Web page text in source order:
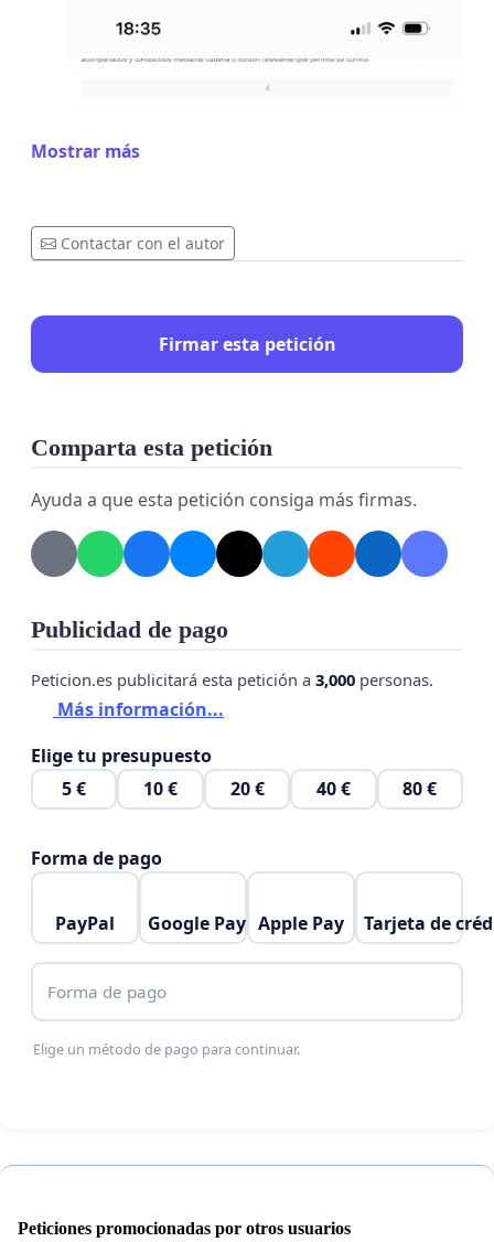
Mostrar más
Contactar con el autor
Firmar esta petición
Comparta esta petición
Ayuda a que esta petición consiga más firmas.
Publicidad de pago
Peticion.es publicitará esta petición a 3,000 personas.
Más información...
Elige tu presupuesto
5 €
10 € 20 € 40 € 80 €
Forma de pago
PayPal Google Pay Apple Pay Tarjeta de
Forma de pago
Elige un método de pago para continuar.
Peticiones promocionadas por otros usuarios